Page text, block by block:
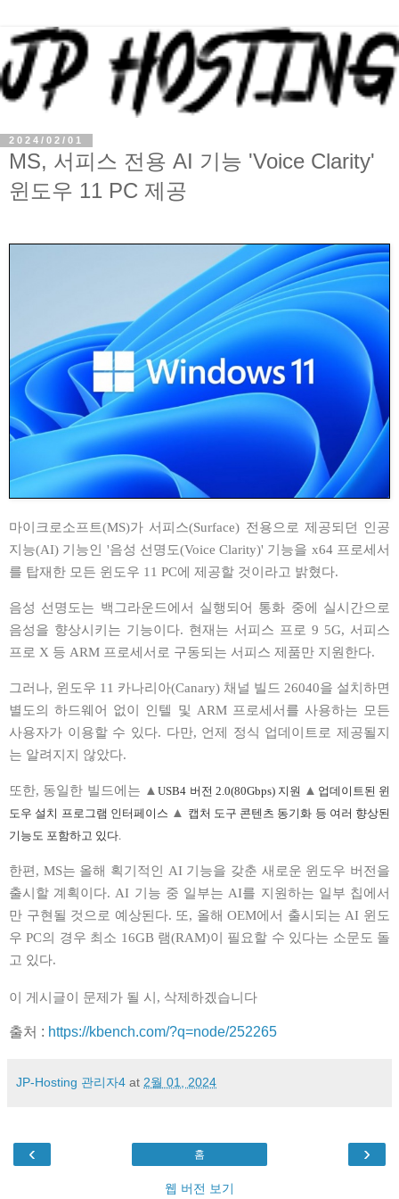
2024/02/01
MS, 서피스 전용 AI 기능 'Voice Clarity'
윈도우 11 PC 제공
마이크로소프트(MS)가 서피스(Surface) 전용으로 제공되던 인공
지능(AI) 기능인 '음성 선명도(Voice Clarity)' 기능을 x64 프로세서
를 탑재한 모든 윈도우 11 PC에 제공할 것이라고 밝혔다.
음성 선명도는 백그라운드에서 실행되어 통화 중에 실시간으로
음성을 향상시키는 기능이다. 현재는 서피스 프로 9 5G, 서피스
프로 X 등 ARM 프로세서로 구동되는 서피스 제품만 지원한다.
그러나, 윈도우 11 카나리아(Canary) 채널 빌드 26040을 설치하면
별도의 하드웨어 없이 인텔 및 ARM 프로세서를 사용하는 모든
사용자가 이용할 수 있다. 다만, 언제 정식 업데이트로 제공될지
는 알려지지 않았다.
또한, 동일한 빌드에는 ▲USB4 버전 2.0(80Gbps) 지원 ▲ 업데이트된 윈
도우 설치 프로그램 인터페이스 ▲ 캡처 도구 콘텐츠 동기화 등 여러 향상된
기능도 포함하고 있다.
한편, MS는 올해 획기적인 AI 기능을 갖춘 새로운 윈도우 버전을
출시할 계획이다. AI 기능 중 일부는 AI를 지원하는 일부 칩에서
만 구현될 것으로 예상된다. 또, 올해 OEM에서 출시되는 AI 윈도
우 PC의 경우 최소 16GB 램(RAM)이 필요할 수 있다는 소문도 돌
고 있다.
이 게시글이 문제가 될 시, 삭제하겠습니다
출처 : https://kbench.com/?q=node/252265
JP-Hosting 관리자4 at 2월 01, 2024
‹ ›
홈
웹 버전 보기